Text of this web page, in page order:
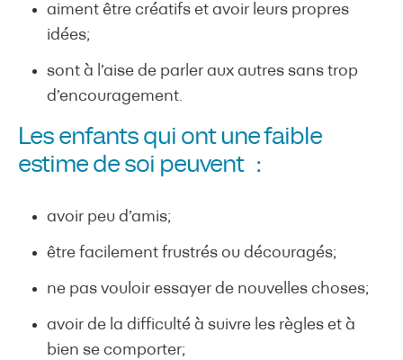
aiment être créatifs et avoir leurs propres
idées;
sont à l’aise de parler aux autres sans trop
d’encouragement.
Les enfants qui ont une faible
estime de soi peuvent :
avoir peu d’amis;
être facilement frustrés ou découragés;
ne pas vouloir essayer de nouvelles choses;
avoir de la difficulté à suivre les règles et à
bien se comporter;